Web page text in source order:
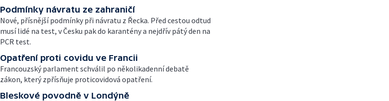
Podmínky návratu ze zahraničí
Nové, přísnější podmínky při návratu z Řecka. Před cestou odtud
musí lidé na test, v Česku pak do karantény a nejdřív pátý den na
PCR test.
Opatření proti covidu ve Francii
Francouzský parlament schválil po několikadenní debatě
zákon, který zpřísňuje proticovidová opatření.
Bleskové povodně v Londýně